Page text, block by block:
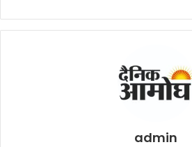
admin